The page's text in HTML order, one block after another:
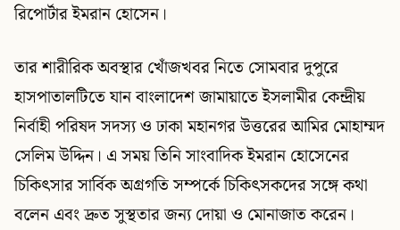
রিপোর্টার ইমরান হোসেন।
তার শারীরিক অবস্থার খোঁজখবর নিতে সোমবার দুপুরে
হাসপাতালটিতে যান বাংলাদেশ জামায়াতে ইসলামীর কেন্দ্রীয়
নির্বাহী পরিষদ সদস্য ও ঢাকা মহানগর উত্তরের আমির মোহাম্মদ
সেলিম উদ্দিন। এ সময় তিনি সাংবাদিক ইমরান হোসেনের
চিকিৎসার সার্বিক অগ্রগতি সম্পর্কে চিকিৎসকদের সঙ্গে কথা
বলেন এবং দ্রুত সুস্থতার জন্য দোয়া ও মোনাজাত করেন।